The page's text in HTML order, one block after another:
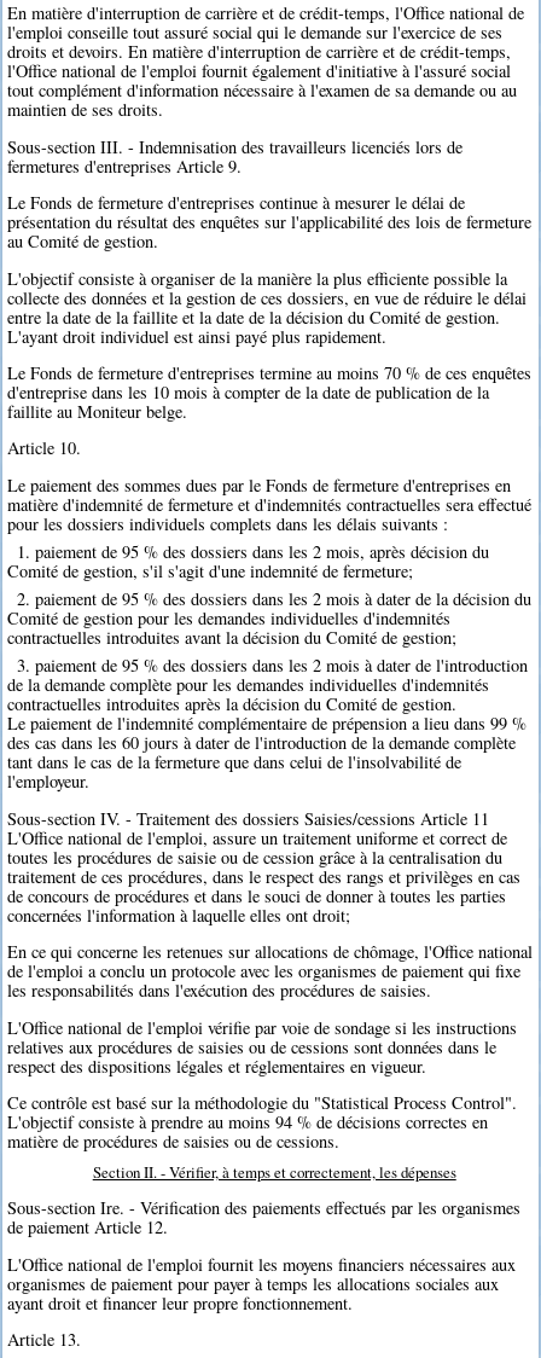
En matière d'interruption de carrière et de crédit-temps, l'Office national de
l'emploi conseille tout assuré social qui le demande sur l'exercice de ses
droits et devoirs. En matière d'interruption de carrière et de crédit-temps,
l'Office national de l'emploi fournit également d'initiative à l'assuré social
tout complément d'information nécessaire à l'examen de sa demande ou au
maintien de ses droits.
Sous-section III. - Indemnisation des travailleurs licenciés lors de
fermetures d'entreprises Article 9.
Le Fonds de fermeture d'entreprises continue à mesurer le délai de
présentation du résultat des enquêtes sur l'applicabilité des lois de fermeture
au Comité de gestion.
L'objectif consiste à organiser de la manière la plus efficiente possible la
collecte des données et la gestion de ces dossiers, en vue de réduire le délai
entre la date de la faillite et la date de la décision du Comité de gestion.
L'ayant droit individuel est ainsi payé plus rapidement.
Le Fonds de fermeture d'entreprises termine au moins 70 % de ces enquêtes
d'entreprise dans les 10 mois à compter de la date de publication de la
faillite au Moniteur belge.
Article 10.
Le paiement des sommes dues par le Fonds de fermeture d'entreprises en
matière d'indemnité de fermeture et d'indemnités contractuelles sera effectué
pour les dossiers individuels complets dans les délais suivants :
1. paiement de 95 % des dossiers dans les 2 mois, après décision du
Comité de gestion, s'il s'agit d'une indemnité de fermeture;
2. paiement de 95 % des dossiers dans les 2 mois à dater de la décision du
Comité de gestion pour les demandes individuelles d'indemnités
contractuelles introduites avant la décision du Comité de gestion;
3. paiement de 95 % des dossiers dans les 2 mois à dater de l'introduction
de la demande complète pour les demandes individuelles d'indemnités
contractuelles introduites après la décision du Comité de gestion.
Le paiement de l'indemnité complémentaire de prépension a lieu dans 99 %
des cas dans les 60 jours à dater de l'introduction de la demande complète
tant dans le cas de la fermeture que dans celui de l'insolvabilité de
l'employeur.
Sous-section IV. - Traitement des dossiers Saisies/cessions Article 11
L'Office national de l'emploi, assure un traitement uniforme et correct de
toutes les procédures de saisie ou de cession grâce à la centralisation du
traitement de ces procédures, dans le respect des rangs et privilèges en cas
de concours de procédures et dans le souci de donner à toutes les parties
concernées l'information à laquelle elles ont droit;
En ce qui concerne les retenues sur allocations de chômage, l'Office national
de l'emploi a conclu un protocole avec les organismes de paiement qui fixe
les responsabilités dans l'exécution des procédures de saisies.
L'Office national de l'emploi vérifie par voie de sondage si les instructions
relatives aux procédures de saisies ou de cessions sont données dans le
respect des dispositions légales et réglementaires en vigueur.
Ce contrôle est basé sur la méthodologie du "Statistical Process Control".
L'objectif consiste à prendre au moins 94 % de décisions correctes en
matière de procédures de saisies ou de cessions.
Section II. - Vérifier, à temps et correctement, les dépenses
Sous-section Ire. - Vérification des paiements effectués par les organismes
de paiement Article 12.
L'Office national de l'emploi fournit les moyens financiers nécessaires aux
organismes de paiement pour payer à temps les allocations sociales aux
ayant droit et financer leur propre fonctionnement.
Article 13.